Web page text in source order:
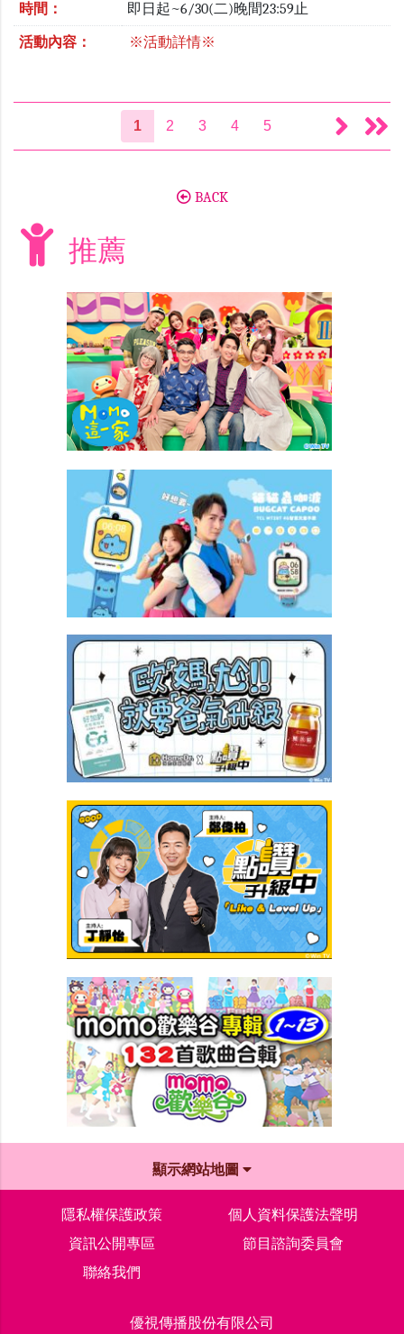
時間： 即日起~6/30(二)晚間23:59止
活動內容： ※活動詳情※
1 2 3 4 5
BACK
推薦
顯示網站地圖
隱私權保護政策
個人資料保護法聲明
資訊公開專區
節目諮詢委員會
聯絡我們
優視傳播股份有限公司